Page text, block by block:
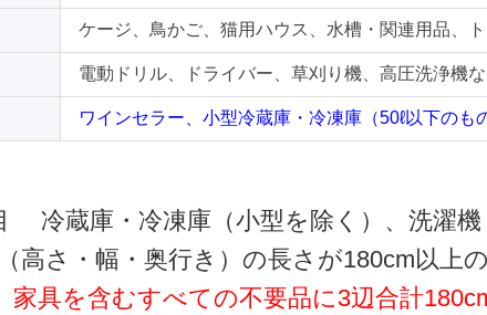
ケージ、鳥かご、猫用ハウス、水槽・関連用品、
電動ドリル、ドライバー、草刈り機、高圧洗浄機
ワインセラー、小型冷蔵庫・冷凍庫（50ℓ以下のも
冷蔵庫・冷凍庫（小型を除く）、洗濯
高さ・幅・奥行き）の長さが180cm以上
具を含むすべての不要品に3辺合計